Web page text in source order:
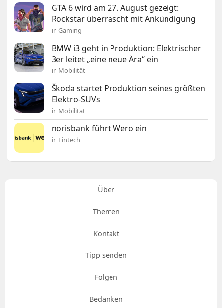
GTA 6 wird am 27. August gezeigt:
Rockstar überrascht mit Ankündigung
in Gaming
BMW i3 geht in Produktion: Elektrischer
3er leitet „eine neue Ära“ ein
in Mobilität
Škoda startet Produktion seines größten
Elektro-SUVs
in Mobilität
norisbank führt Wero ein
in Fintech
Über
Themen
Kontakt
Tipp senden
Folgen
Bedanken